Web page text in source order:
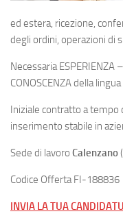
ed estera, ricezione,
degli ordini, operazioni di
Necessaria
CONOSCENZA della
Iniziale contratto a
inserimento stabile in
Sede di lavoro Calenzano
Codice Offerta FI-188836
INVIA LA TUA